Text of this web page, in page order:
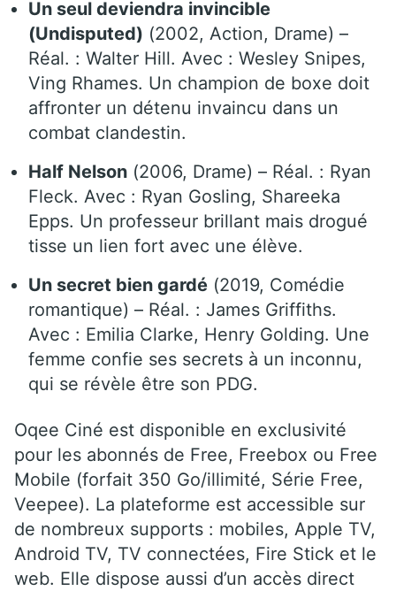
Un seul deviendra invincible
(Undisputed) (2002, Action, Drame) –
Réal. : Walter Hill. Avec : Wesley Snipes,
Ving Rhames. Un champion de boxe doit
affronter un détenu invaincu dans un
combat clandestin.
Half Nelson (2006, Drame) – Réal. : Ryan
Fleck. Avec : Ryan Gosling, Shareeka
Epps. Un professeur brillant mais drogué
tisse un lien fort avec une élève.
Un secret bien gardé (2019, Comédie
romantique) – Réal. : James Griffiths.
Avec : Emilia Clarke, Henry Golding. Une
femme confie ses secrets à un inconnu,
qui se révèle être son PDG.
Oqee Ciné est disponible en exclusivité
pour les abonnés de Free, Freebox ou Free
Mobile (forfait 350 Go/illimité, Série Free,
Veepee). La plateforme est accessible sur
de nombreux supports : mobiles, Apple TV,
Android TV, TV connectées, Fire Stick et le
web. Elle dispose aussi d’un accès direct